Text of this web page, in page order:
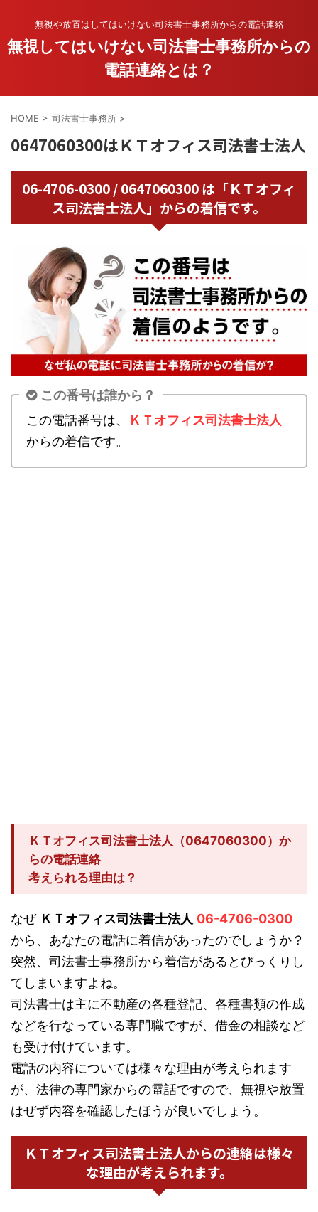
無視や放置はしてはいけない司法書士事務所からの電話連絡
無視してはいけない司法書士事務所からの
電話連絡とは？
HOME > 司法書士事務所 >
0647060300はＫＴオフィス司法書士法人
06-4706-0300 / 0647060300 は「ＫＴオフィ
ス司法書士法人」からの着信です。
この番号は誰から？
この電話番号は、
ＫＴオフィス司法書士法人
からの着信です。
ＫＴオフィス司法書士法人（0647060300）か
らの電話連絡
考えられる理由は？
なぜ ＫＴオフィス司法書士法人 06-4706-0300
から、あなたの電話に着信があったのでしょうか？
突然、司法書士事務所から着信があるとびっくりし
てしまいますよね。
司法書士は主に不動産の各種登記、各種書類の作成
などを行なっている専門職ですが、借金の相談など
も受け付けています。
電話の内容については様々な理由が考えられます
が、法律の専門家からの電話ですので、無視や放置
はぜず内容を確認したほうが良いでしょう。
ＫＴオフィス司法書士法人からの連絡は様々
な理由が考えられます。